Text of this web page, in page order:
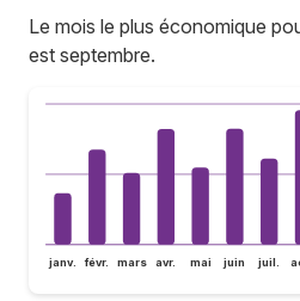
Le mois le plus économique
est septembre.
janv. févr. mars avr. mai juin juil.